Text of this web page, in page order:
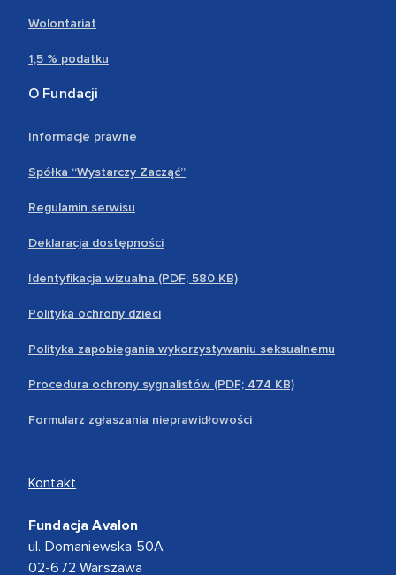
Wolontariat
1,5 % podatku
O Fundacji
Informacje prawne
Spółka “Wystarczy Zacząć”
Regulamin serwisu
Deklaracja dostępności
Identyfikacja wizualna (PDF; 580 KB)
Polityka ochrony dzieci
Polityka zapobiegania wykorzystywaniu seksualnemu
Procedura ochrony sygnalistów (PDF; 474 KB)
Formularz zgłaszania nieprawidłowości
Kontakt
Fundacja Avalon
ul. Domaniewska 50A
02-672 Warszawa